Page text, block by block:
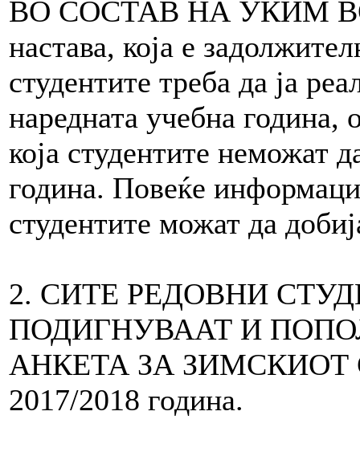
ВО СОСТАВ НА УКИМ ВО
настава, која е
студентите треба да ја
наредната учебна година,
која студентите неможат
година. Повеќе
студентите можат да
2. СИТЕ РЕДОВНИ
ПОДИГНУВААТ И
АНКЕТА ЗА
2017/2018 година.